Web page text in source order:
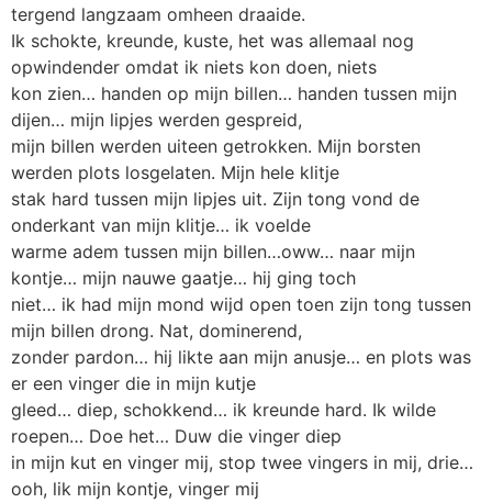
tergend langzaam omheen draaide.
Ik schokte, kreunde, kuste, het was allemaal nog
opwindender omdat ik niets kon doen, niets
kon zien… handen op mijn billen… handen tussen mijn
dijen… mijn lipjes werden gespreid,
mijn billen werden uiteen getrokken. Mijn borsten
werden plots losgelaten. Mijn hele klitje
stak hard tussen mijn lipjes uit. Zijn tong vond de
onderkant van mijn klitje… ik voelde
warme adem tussen mijn billen…oww… naar mijn
kontje… mijn nauwe gaatje… hij ging toch
niet… ik had mijn mond wijd open toen zijn tong tussen
mijn billen drong. Nat, dominerend,
zonder pardon… hij likte aan mijn anusje… en plots was
er een vinger die in mijn kutje
gleed… diep, schokkend… ik kreunde hard. Ik wilde
roepen… Doe het… Duw die vinger diep
in mijn kut en vinger mij, stop twee vingers in mij, drie…
ooh, lik mijn kontje, vinger mij